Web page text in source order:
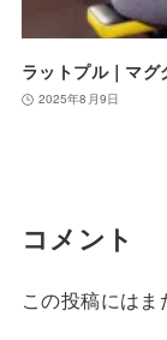
ラットプル｜マグ
2025年8月9日
コメント
この投稿にはま